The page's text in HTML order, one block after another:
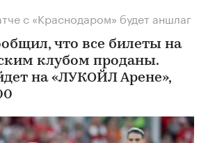
с «Краснодаром» будет аншлаг
что все билеты на
клубом проданы.
на «ЛУКОЙЛ Арене»,